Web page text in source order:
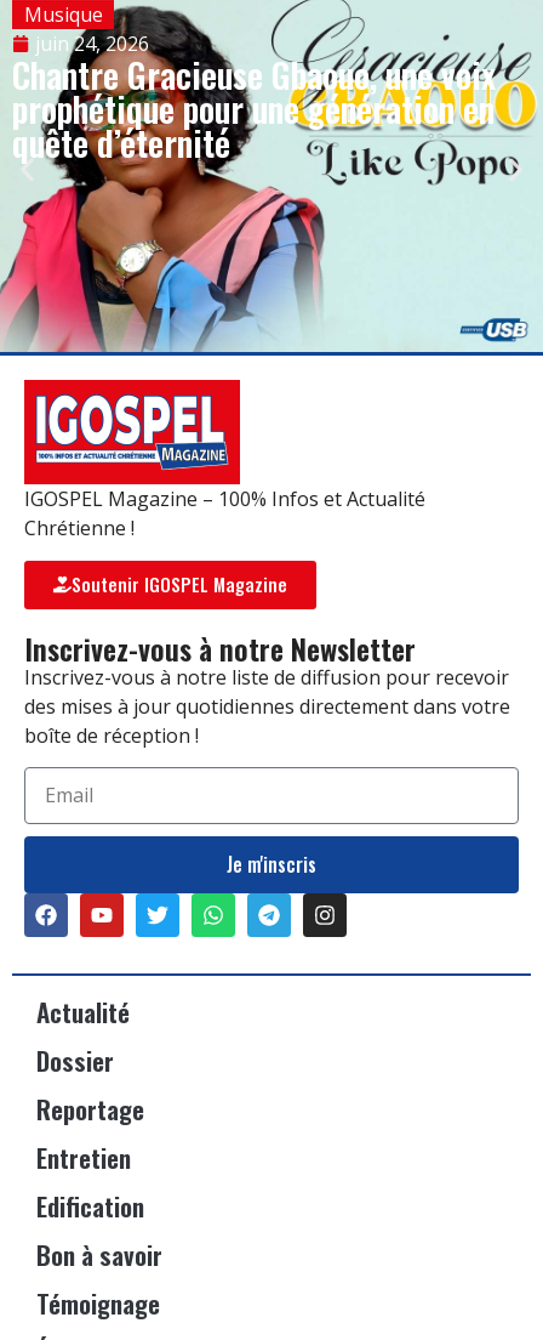
Musique
juin 24, 2026
Chantre Gracieuse Gbaouo, une voix
prophétique pour une génération en
quête d’éternité
IGOSPEL Magazine – 100% Infos et Actualité
Chrétienne !
Soutenir IGOSPEL Magazine
Inscrivez-vous à notre Newsletter
Inscrivez-vous à notre liste de diffusion pour recevoir
des mises à jour quotidiennes directement dans votre
boîte de réception !
Je m'inscris
Actualité
Dossier
Reportage
Entretien
Edification
Bon à savoir
Témoignage